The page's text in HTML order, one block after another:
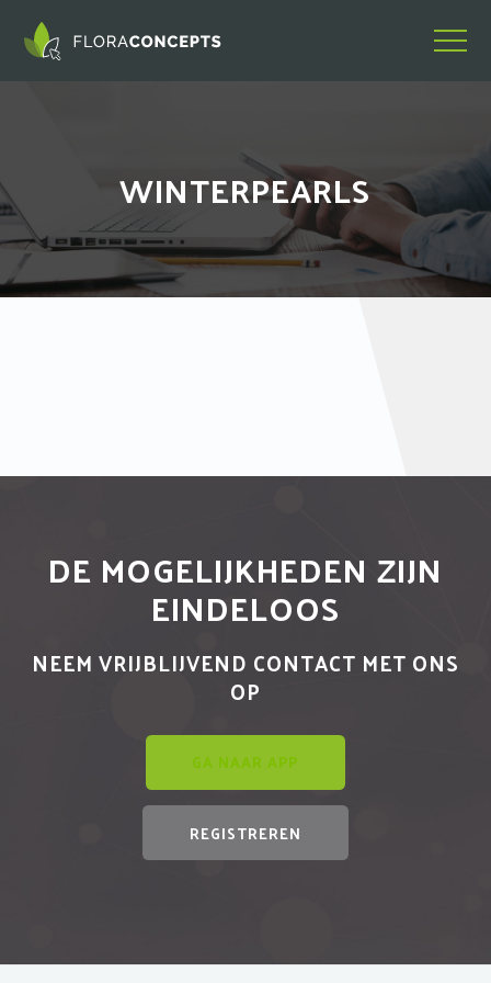
WINTERPEARLS
DE MOGELIJKHEDEN ZIJN
EINDELOOS
NEEM VRIJBLIJVEND CONTACT MET ONS
OP
GA NAAR APP
REGISTREREN